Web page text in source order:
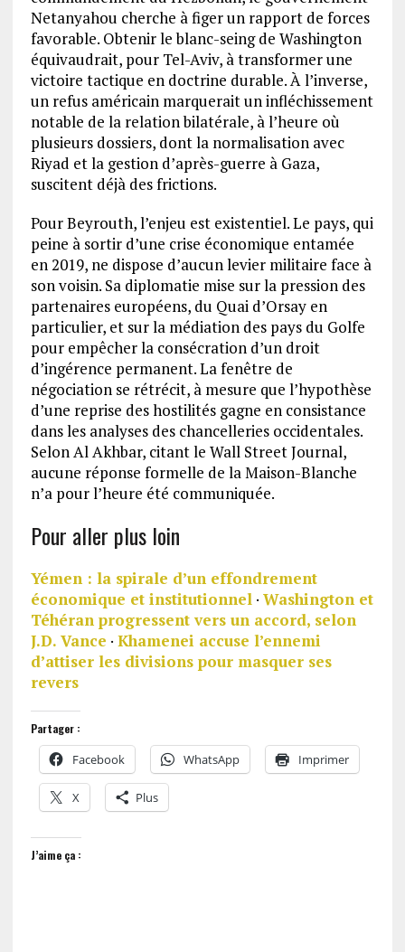
Netanyahou cherche à figer un rapport de forces
favorable. Obtenir le blanc-seing de Washington
équivaudrait, pour Tel-Aviv, à transformer une
victoire tactique en doctrine durable. À l’inverse,
un refus américain marquerait un infléchissement
notable de la relation bilatérale, à l’heure où
plusieurs dossiers, dont la normalisation avec
Riyad et la gestion d’après-guerre à Gaza,
suscitent déjà des frictions.
Pour Beyrouth, l’enjeu est existentiel. Le pays, qui
peine à sortir d’une crise économique entamée
en 2019, ne dispose d’aucun levier militaire face à
son voisin. Sa diplomatie mise sur la pression des
partenaires européens, du Quai d’Orsay en
particulier, et sur la médiation des pays du Golfe
pour empêcher la consécration d’un droit
d’ingérence permanent. La fenêtre de
négociation se rétrécit, à mesure que l’hypothèse
d’une reprise des hostilités gagne en consistance
dans les analyses des chancelleries occidentales.
Selon Al Akhbar, citant le Wall Street Journal,
aucune réponse formelle de la Maison-Blanche
n’a pour l’heure été communiquée.
Pour aller plus loin
Yémen : la spirale d’un effondrement
économique et institutionnel· Washington et
Téhéran progressent vers un accord, selon
J.D. Vance · Khamenei accuse l’ennemi
d’attiser les divisions pour masquer ses
revers
Partager :
Facebook WhatsApp Imprimer
X Plus
J’aime ça :